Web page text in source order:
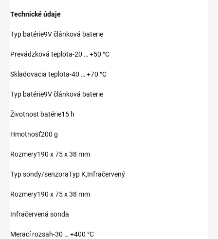
Technické údaje
Typ batérie9V článková baterie
Prevádzková teplota-20 … +50 °C
Skladovacia teplota-40 … +70 °C
Typ batérie9V článková baterie
Životnost batérie15 h
Hmotnosť200 g
Rozmery190 x 75 x 38 mm
Typ sondy/senzoraTyp K,Infračervený
Rozmery190 x 75 x 38 mm
Infračervená sonda
Merací rozsah-30 … +400 °C